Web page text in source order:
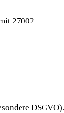
27002.
DSGVO).